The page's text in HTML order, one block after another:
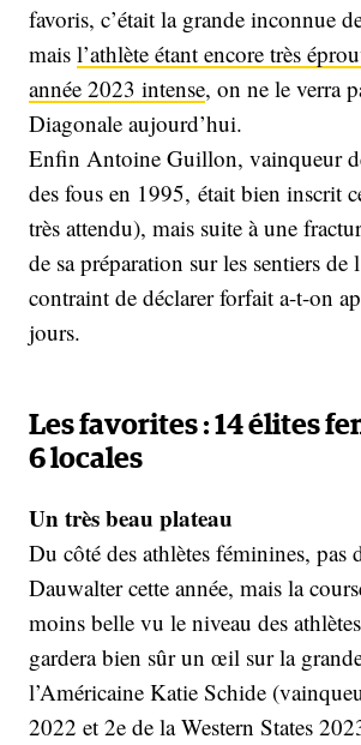
favoris, c’était la grande inconnue
mais l’athlète étant encore très
année 2023 intense, on ne le verra
Diagonale aujourd’hui.
Enfin Antoine Guillon, vainqueur
des fous en 1995, était bien inscrit
très attendu), mais suite à une
de sa préparation sur les sentiers de
contraint de déclarer forfait a-t-on
jours.
Les favorites : 14 élites
6 locales
Un très beau plateau
Du côté des athlètes féminines, pas
Dauwalter cette année, mais la
moins belle vu le niveau des
gardera bien sûr un œil sur la
l’Américaine Katie Schide
2022 et 2e de la Western States